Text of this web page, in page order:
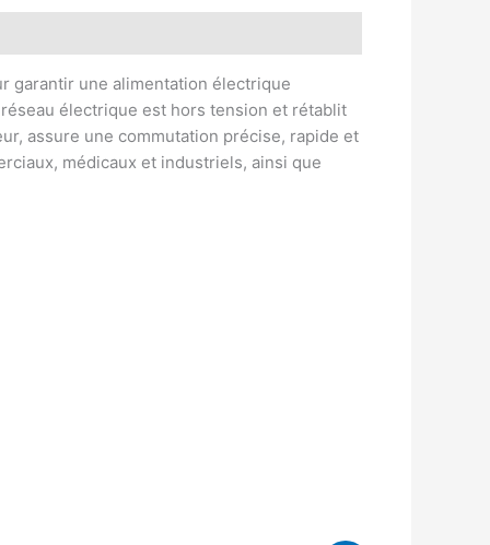
garantir une alimentation électrique
électrique est hors tension et rétablit
assure une commutation précise, rapide et
médicaux et industriels, ainsi que